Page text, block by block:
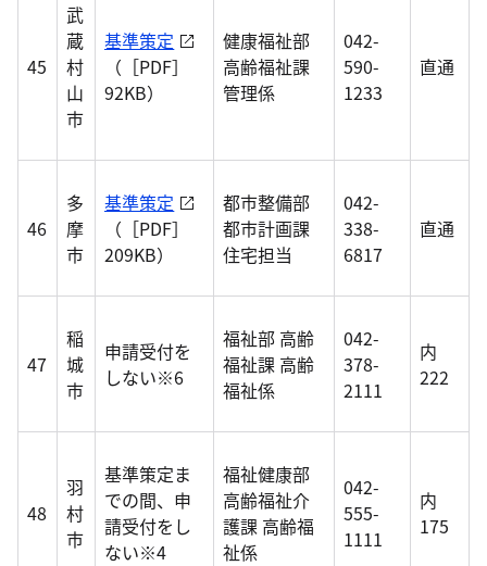
45
武
蔵
村
山
市
基準策定
（［PDF］
92KB）
健康福祉部
高齢福祉課
管理係
042-
590-
1233
直通
46
多
摩
市
基準策定
（［PDF］
209KB）
都市整備部
都市計画課
住宅担当
042-
338-
6817
直通
47
稲
城
市
申請受付を
しない※6
福祉部 高齢
福祉課 高齢
福祉係
042-
378-
2111
内
222
48
羽
村
市
基準策定ま
での間、申
請受付をし
ない※4
福祉健康部
高齢福祉介
護課 高齢福
祉係
042-
555-
1111
内
175